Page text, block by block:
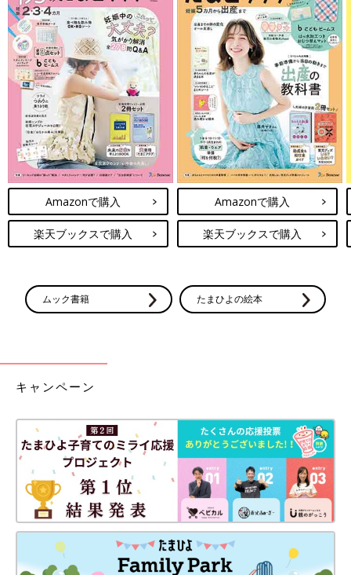
Amazonで購入
楽天ブックスで購入
Amazonで購入
楽天ブックスで購入
ムック書籍 たまひよの絵本
キャンペーン